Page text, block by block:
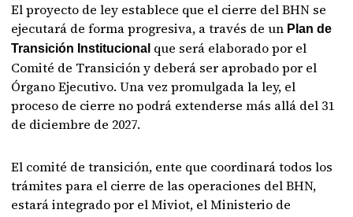
El proyecto de ley establece que el cierre del BHN se
ejecutará de forma progresiva, a través de un Plan de
Transición Institucional que será elaborado por el
Comité de Transición y deberá ser aprobado por el
Órgano Ejecutivo. Una vez promulgada la ley, el
proceso de cierre no podrá extenderse más allá del 31
de diciembre de 2027.
El comité de transición, ente que coordinará todos los
trámites para el cierre de las operaciones del BHN,
estará integrado por el Miviot, el Ministerio de